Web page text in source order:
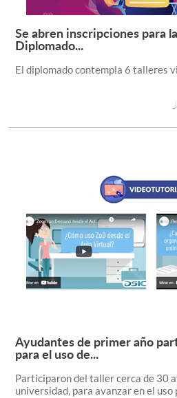
Formación Continua
Estudiantes
Se abren inscripciones para
Diplomado...
El diplomado contempla 6 talleres
Ayudantes de primer año
para el uso de...
Participaron del taller cerca de 30
universidad, para avanzar en el uso